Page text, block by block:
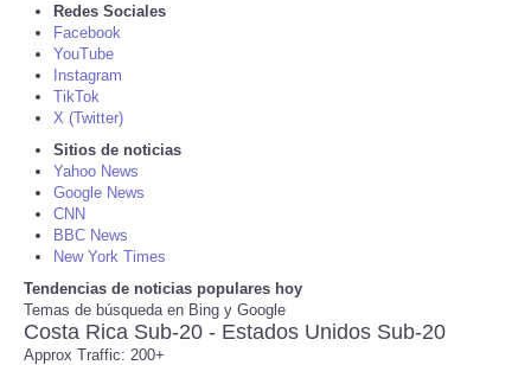
CARTOONS
CONTACT
SEARCH
SHOPPING
RobinsPost Store
Redes Sociales
Facebook
YouTube
Instagram
TikTok
X (Twitter)
Sitios de noticias
Yahoo News
Google News
CNN
BBC News
New York Times
Tendencias de noticias populares hoy
Temas de búsqueda en Bing y Google
Costa Rica Sub-20 - Estados Unidos Sub-20
Approx Traffic: 200+